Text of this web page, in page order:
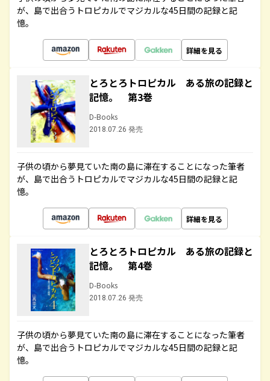
が、島で出合うトロピカルでマジカルな45日間の記録と記
憶。
詳細を見る
とろとろトロピカル ある旅の記録と
記憶。 第3巻
D-Books
2018.07.26 発売
子供の頃から夢見ていた南の島に滞在することになった筆者
が、島で出合うトロピカルでマジカルな45日間の記録と記
憶。
詳細を見る
とろとろトロピカル ある旅の記録と
記憶。 第4巻
D-Books
2018.07.26 発売
子供の頃から夢見ていた南の島に滞在することになった筆者
が、島で出合うトロピカルでマジカルな45日間の記録と記
憶。